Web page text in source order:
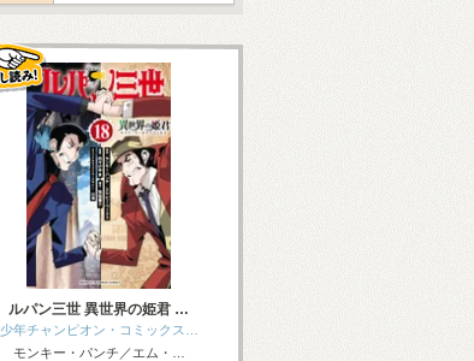
ルパン三世 異世界の姫君 …
少年チャンピオン・コミックス…
モンキー・パンチ／エム・…